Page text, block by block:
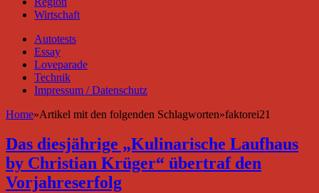
Wirtschaft
Autotests
Essay
Loveparade
Technik
Impressum / Datenschutz
Home»Artikel mit den folgenden Schlagworten»faktorei21
Das diesjährige „Kulinarische Laufhaus
by Christian Krüger“ übertraf den
Vorjahreserfolg